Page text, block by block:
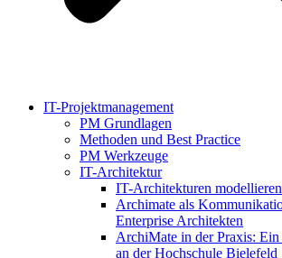
IT-Projektmanagement
PM Grundlagen
Methoden und Best Practice
PM Werkzeuge
IT-Architektur
IT-Architekturen
Archimate als
Enterprise Architekten
ArchiMate in der Praxis:
an der Hochschule Bielefeld